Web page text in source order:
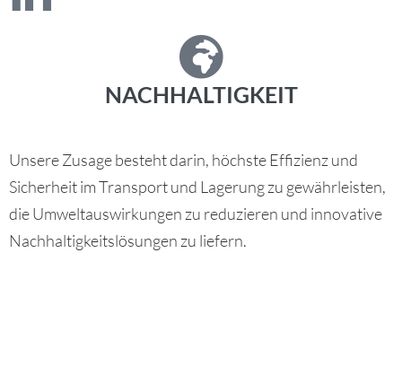
NACHHALTIGKEIT
Unsere Zusage besteht darin, höchste Effizienz und
Sicherheit im Transport und Lagerung zu gewährleisten,
die Umweltauswirkungen zu reduzieren und innovative
Nachhaltigkeitslösungen zu liefern.